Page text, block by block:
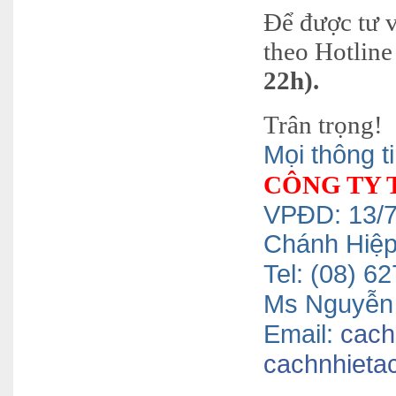
Để được tư
theo
22h).
Trân trọng!
Mọi thông
CÔNG TY
VPĐD: 13/
Chánh
Tel: (08)
Ms
Email: